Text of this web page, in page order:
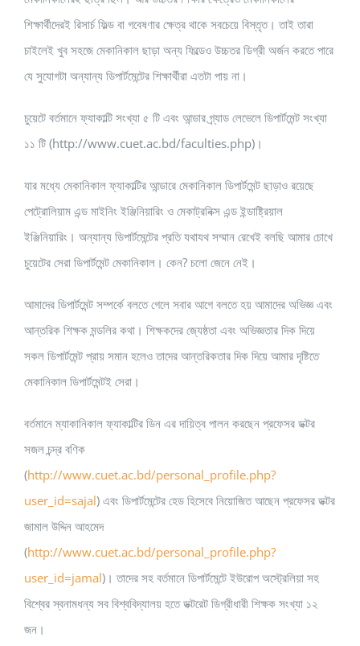
শিক্ষার্থীদেরই রিসার্চ ফিল্ড বা গবেষণার ক্ষেত্র থাকে সবচেয়ে বিস্তৃত। তাই তারা
চাইলেই খুব সহজে মেকানিকাল ছাড়া অন্য ফিল্ডেও উচ্চতর ডিগ্রী অর্জন করতে পারে
যে সুযোগটা অন্যান্য ডিপার্টমেন্টের শিক্ষার্থীরা এতটা পায় না।
চুয়েটে বর্তমানে ফ্যাকাল্টি সংখ্যা ৫ টি এবং আন্ডার গ্র্যাড লেভেলে ডিপার্টমেন্ট সংখ্যা
১১ টি (http://www.cuet.ac.bd/faculties.php)।
যার মধ্যে মেকানিকাল ফ্যাকাল্টির আন্ডারে মেকানিকাল ডিপার্টমেন্ট ছাড়াও রয়েছে
পেট্রোলিয়াম এন্ড মাইনিং ইঞ্জিনিয়ারিং ও মেকাট্রনিক্স এন্ড ইন্ডাষ্ট্রিয়াল
ইঞ্জিনিয়ারিং। অন্যান্য ডিপার্টমেন্টের প্রতি যথাযথ সম্মান রেখেই বলছি আমার চোখে
চুয়েটের সেরা ডিপার্টমেন্ট মেকানিকাল। কেন? চলো জেনে নেই।
আমাদের ডিপার্টমেন্ট সম্পর্কে বলতে গেলে সবার আগে বলতে হয় আমাদের অভিজ্ঞ এবং
আন্তরিক শিক্ষক মন্ডলির কথা। শিক্ষকদের জ্যেষ্ঠতা এবং অভিজ্ঞতার দিক দিয়ে
সকল ডিপার্টমেন্ট প্রায় সমান হলেও তাদের আন্তরিকতার দিক দিয়ে আমার দৃষ্টিতে
মেকানিকাল ডিপার্টমেন্টই সেরা।
বর্তমানে ম্যাকানিকাল ফ্যাকাল্টির ডিন এর দায়িত্ব পালন করছেন প্রফেসর ডক্টর
সজল চন্দ্র বণিক
(http://www.cuet.ac.bd/personal_profile.php?
user_id=sajal) এবং ডিপার্টমেন্টের হেড হিসেবে নিয়োজিত আছেন প্রফেসর ডক্টর
জামাল উদ্দিন আহমেদ
(http://www.cuet.ac.bd/personal_profile.php?
user_id=jamal)। তাদের সহ বর্তমানে ডিপার্টমেন্টে ইউরোপ অস্ট্রেলিয়া সহ
বিশ্বের স্বনামধন্য সব বিশ্ববিদ্যালয় হতে ডক্টরেট ডিগ্রীধারী শিক্ষক সংখ্যা ১২
জন।